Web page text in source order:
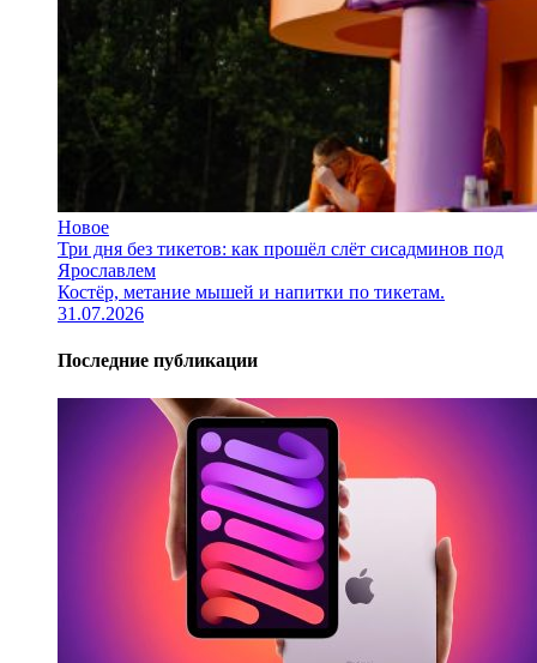
Новое
Три дня без тикетов: как прошёл слёт сисадминов под
Ярославлем
Костёр, метание мышей и напитки по тикетам.
31.07.2026
Последние публикации